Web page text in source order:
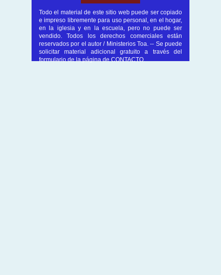
Todo el material de este sitio web puede ser copiado
e impreso libremente para uso personal, en el hogar,
en la iglesia y en la escuela, pero no puede ser
vendido. Todos los derechos comerciales están
reservados por el autor / Ministerios Toa. -- Se puede
solicitar material adicional gratuito a través del
formulario de la página de CONTACTO.